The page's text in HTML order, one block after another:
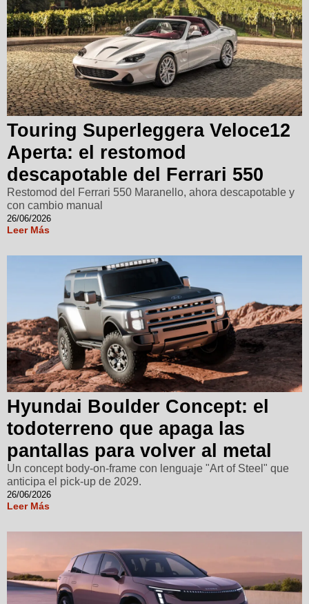
Touring Superleggera Veloce12
Aperta: el restomod
descapotable del Ferrari 550
Restomod del Ferrari 550 Maranello, ahora descapotable y
con cambio manual
26/06/2026
Leer Más
Hyundai Boulder Concept: el
todoterreno que apaga las
pantallas para volver al metal
Un concept body-on-frame con lenguaje "Art of Steel" que
anticipa el pick-up de 2029.
26/06/2026
Leer Más